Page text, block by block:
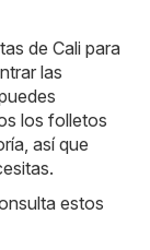
de Cali para
las
los folletos
así que
estos